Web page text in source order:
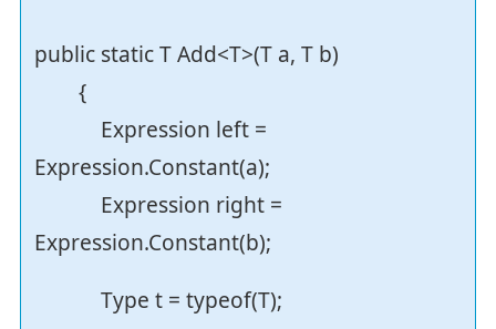
public static T Add<T>(T a, T b)
{
Expression left =
Expression.Constant(a);
Expression right =
Expression.Constant(b);
Type t = typeof(T);